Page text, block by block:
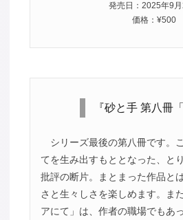
発売日：2025年9月
価格：¥500
『砂と手 第八冊
シリーズ最後の第八冊です。
てを生み出すもととなった、と
批評の断片。まとまった作品と
さと生々しさを楽しめます。ま
アにて」は、作者の職場でもあ